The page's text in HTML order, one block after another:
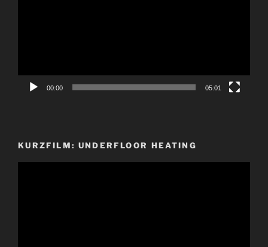
00:00 05:01
KURZFILM: UNDERFLOOR HEATING